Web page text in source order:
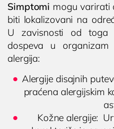
Simptomi mogu varirati
biti lokalizovani na
U zavisnosti od toga
dospeva u
alergija:
Alergije disajnih
praćena alergijskim
Kožne alergije: